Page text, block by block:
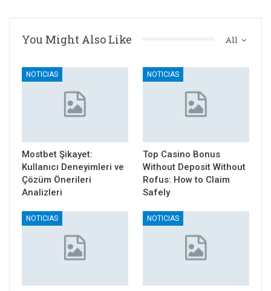
All
You Might Also Like
NOTICIAS
Mostbet Şikayet:
Kullanıcı Deneyimleri ve
Çözüm Önerileri
Analizleri
NOTICIAS
Top Casino Bonus
Without Deposit Without
Rofus: How to Claim
Safely
NOTICIAS NOTICIAS